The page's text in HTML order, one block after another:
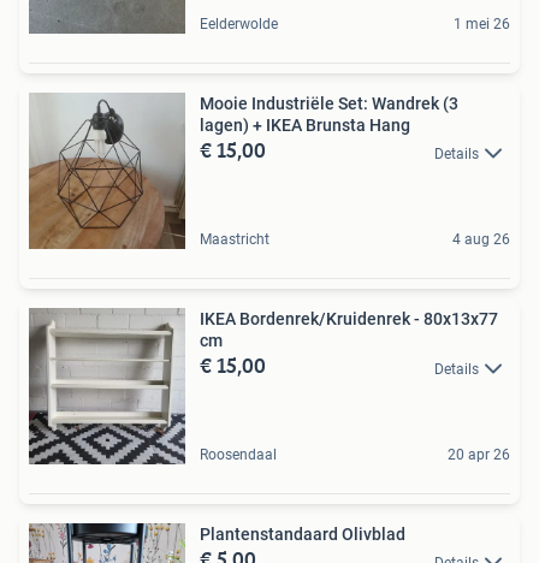
Eelderwolde 1 mei 26
Mooie Industriële Set: Wandrek (3
lagen) + IKEA Brunsta Hang
€ 15,00 Details
Maastricht 4 aug 26
IKEA Bordenrek/Kruidenrek - 80x13x77
cm
€ 15,00 Details
Roosendaal 20 apr 26
Plantenstandaard Olivblad